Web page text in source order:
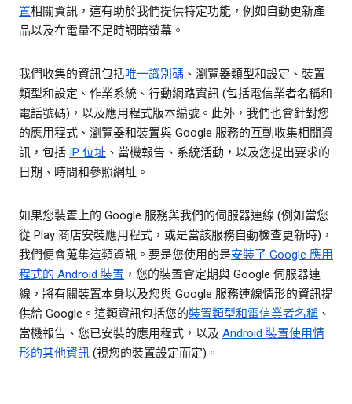
置相關資訊，這有助於我們提供特定功能，例如自動更新產
品以及在電量不足時調暗螢幕。
我們收集的資訊包括唯一識別碼 、瀏覽器類型和設定、裝置
類型和設定、作業系統、行動網路資訊 (包括電信業者名稱和
電話號碼)，以及應用程式版本編號。此外，我們也會針對您
的應用程式、瀏覽器和裝置與 Google 服務的互動收集相關資
訊，包括 IP 位址 、當機報告、系統活動，以及您提出要求的
日期、時間和參照網址。
如果您裝置上的 Google 服務與我們的伺服器連線 (例如當您
從 Play 商店安裝應用程式，或是當該服務自動檢查更新時)，
我們便會蒐集這類資訊。要是您使用的是安裝了 Google 應用
程式的 Android 裝置 ，您的裝置會定期與 Google 伺服器連
線，將有關裝置本身以及您與 Google 服務連線情形的資訊提
供給 Google。這類資訊包括您的裝置類型和電信業者名稱 、
當機報告、您已安裝的應用程式，以及 Android 裝置使用情
形的其他資訊 (視您的裝置設定而定)。